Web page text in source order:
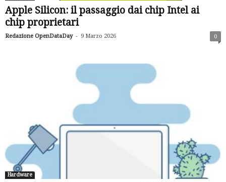
Apple Silicon: il passaggio dai chip Intel ai
chip proprietari
Redazione OpenDataDay - 9 Marzo 2026 0
Hardware